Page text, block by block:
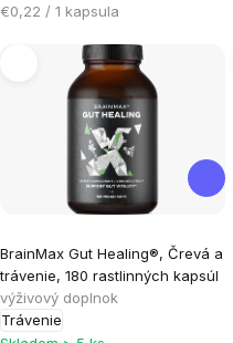
Jednotková
€0,22 / 1 kapsula
BrainMax Gut Healing®, Črevá a
trávenie, 180 rastlinných kapsúl
výživový doplnok
Trávenie
hodnotenie
produktu
je